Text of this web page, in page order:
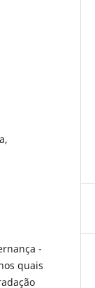
-
quais